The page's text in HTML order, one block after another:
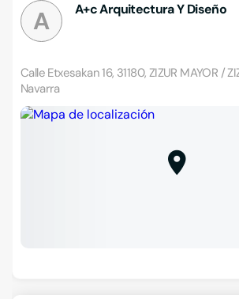
A A+c Arquitectura Y Diseño
Calle Etxesakan 16, 31180, ZIZUR MAYOR /
Navarra